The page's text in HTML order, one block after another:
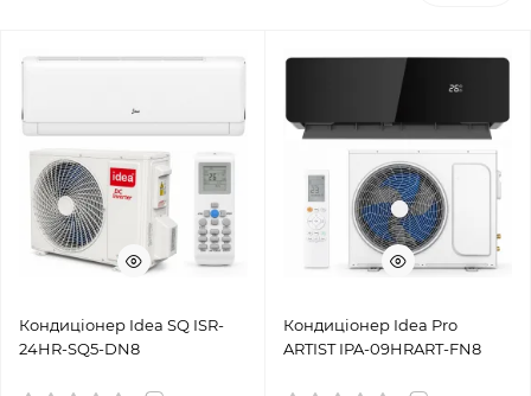
Кондиціонер Idea SQ ISR-
24HR-SQ5-DN8
Кондиціонер Idea Pro
ARTIST IPA-09HRART-FN8